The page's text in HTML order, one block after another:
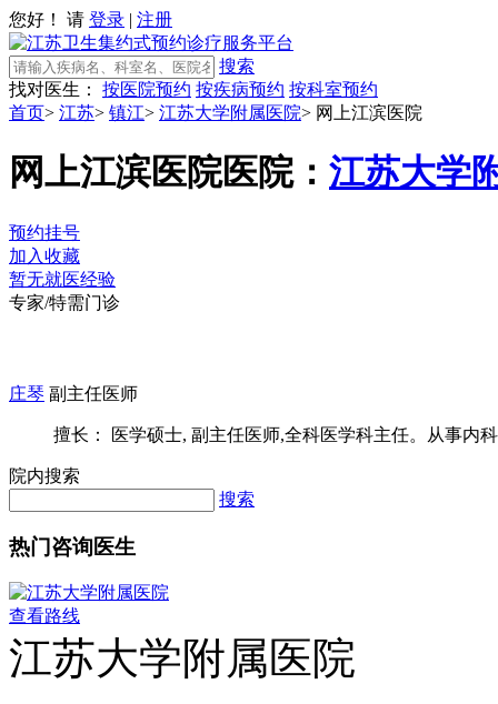
您好！ 请 登录 | 注册
搜索
找对医生：
按医院预约 按疾病预约 按科室预约
首页> 江苏> 镇江> 江苏大学附属医院> 网上江滨医院
网上江滨医院医院： 江苏大学
预约挂号
加入收藏
暂无就医经验
专家/特需门诊
庄琴 副主任医师
擅长： 医学硕士, 副主任医师,全科医学科主任。从事内
院内搜索
搜索
热门咨询医生
查看路线
江苏大学附属医院